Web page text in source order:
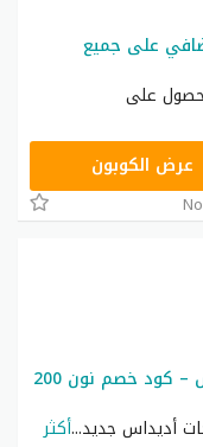
خصم اضافي على جميع
على
عرض الكوبون
كود خصم نون على جميع منتجات اديداس – كود خصم نون 200
أديداس جديد...أكثر